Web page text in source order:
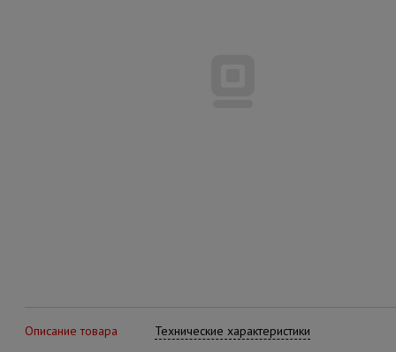
Описание товара Технические характеристики